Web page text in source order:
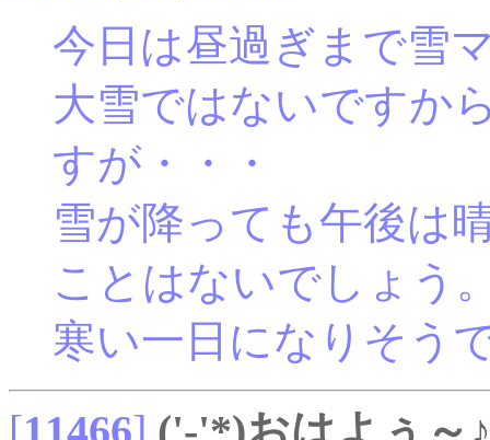
今日は昼過ぎまで雪
大雪ではないですか
すが・・・
雪が降っても午後は
ことはないでしょう
寒い一日になりそう